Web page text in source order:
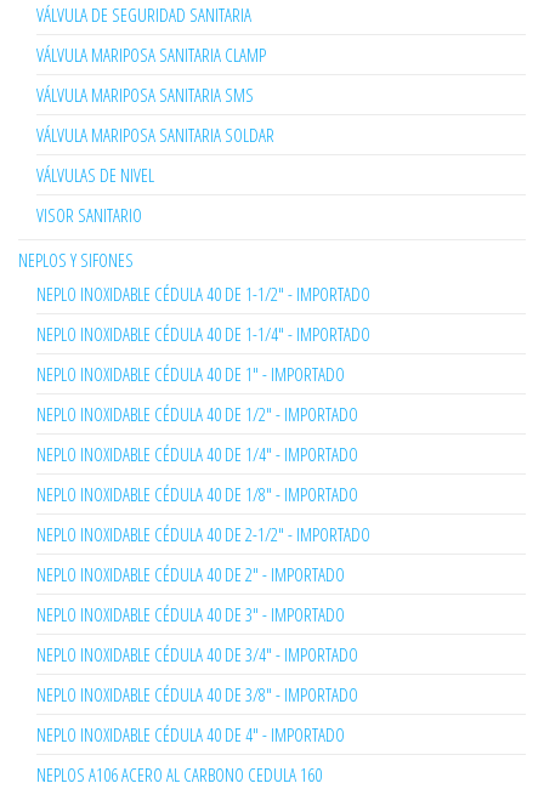
VÁLVULA DE SEGURIDAD SANITARIA
VÁLVULA MARIPOSA SANITARIA CLAMP
VÁLVULA MARIPOSA SANITARIA SMS
VÁLVULA MARIPOSA SANITARIA SOLDAR
VÁLVULAS DE NIVEL
VISOR SANITARIO
NEPLOS Y SIFONES
NEPLO INOXIDABLE CÉDULA 40 DE 1-1/2" - IMPORTADO
NEPLO INOXIDABLE CÉDULA 40 DE 1-1/4" - IMPORTADO
NEPLO INOXIDABLE CÉDULA 40 DE 1" - IMPORTADO
NEPLO INOXIDABLE CÉDULA 40 DE 1/2" - IMPORTADO
NEPLO INOXIDABLE CÉDULA 40 DE 1/4" - IMPORTADO
NEPLO INOXIDABLE CÉDULA 40 DE 1/8" - IMPORTADO
NEPLO INOXIDABLE CÉDULA 40 DE 2-1/2" - IMPORTADO
NEPLO INOXIDABLE CÉDULA 40 DE 2" - IMPORTADO
NEPLO INOXIDABLE CÉDULA 40 DE 3" - IMPORTADO
NEPLO INOXIDABLE CÉDULA 40 DE 3/4" - IMPORTADO
NEPLO INOXIDABLE CÉDULA 40 DE 3/8" - IMPORTADO
NEPLO INOXIDABLE CÉDULA 40 DE 4" - IMPORTADO
NEPLOS A106 ACERO AL CARBONO CEDULA 160